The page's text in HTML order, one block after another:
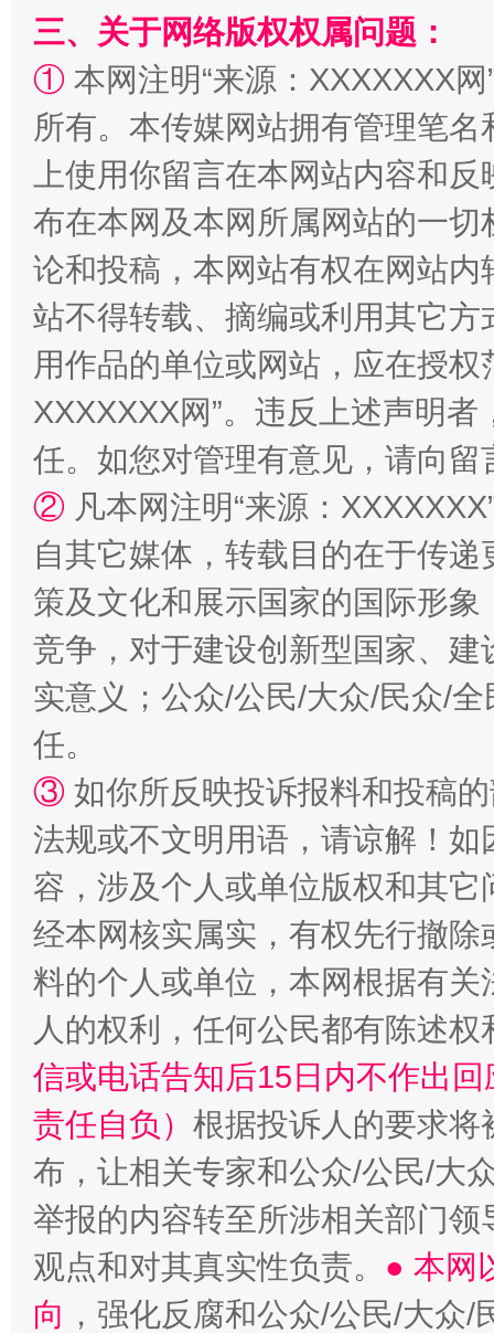
国家大学科技园优化重塑工作
扯下公款旅游的“隐身衣” 如何以
“蜀中异人”王建安的艺术幻境
三、关于网络版权权属问题：
① 本网注明“来源：XXXXXXX
所有。本传媒网站拥有管理笔
上使用你留言在本网站内容和
布在本网及本网所属网站的一
论和投稿，本网站有权在网站
站不得转载、摘编或利用其它
用作品的单位或网站，应在授
XXXXXXX网”。违反上述声明
任。如您对管理有意见，请向
② 凡本网注明“来源：
自其它媒体，转载目的在于传
策及文化和展示国家的国际形
竞争，对于建设创新型国家、
实意义；公众/公民/大众/民众/
任。
③ 如你所反映投诉报料和投稿
法规或不文明用语，请谅解！
容，涉及个人或单位版权和其它
经本网核实属实，有权先行撤
料的个人或单位，本网根据有
人的权利，任何公民都有陈述
信或电话告知后15日内不作出
责任自负） 根据投诉人的要求将
布，让相关专家和公众/公民/大
举报的内容转至所涉相关部门
观点和对其真实性负责。 ● 本网
向 ，强化反腐和公众/公民/大众